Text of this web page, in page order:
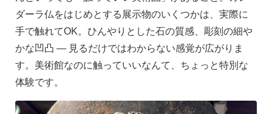
ダーラ仏をはじめとする展示物のいくつかは、実際に
手で触れてOK。ひんやりとした石の質感、彫刻の細や
かな凹凸 ― 見るだけではわからない感覚が広がりま
す。美術館なのに触っていいなんて、ちょっと特別な
体験です。